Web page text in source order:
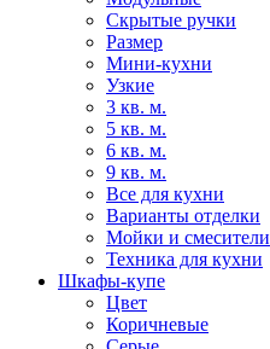
Скрытые ручки
Размер
Мини-кухни
Узкие
3 кв. м.
5 кв. м.
6 кв. м.
9 кв. м.
Все для кухни
Варианты отделки
Мойки и смесители
Техника для кухни
Шкафы-купе
Цвет
Коричневые